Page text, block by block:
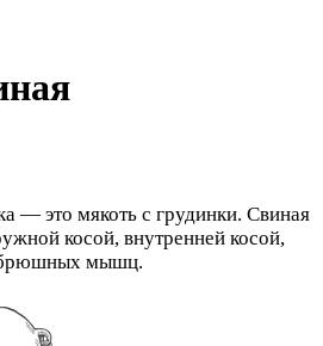
— это мякоть с грудинки. Свиная
косой, внутренней косой,
брюшных мышц.